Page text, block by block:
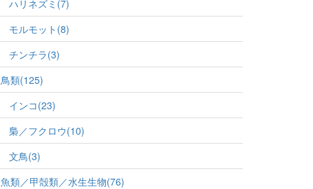
ハリネズミ(7)
モルモット(8)
チンチラ(3)
鳥類(125)
インコ(23)
梟／フクロウ(10)
文鳥(3)
魚類／甲殻類／水生生物(76)